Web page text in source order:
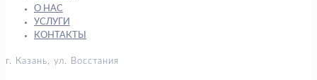
О НАС
УСЛУГИ
КОНТАКТЫ
г. Казань, ул. Восстания